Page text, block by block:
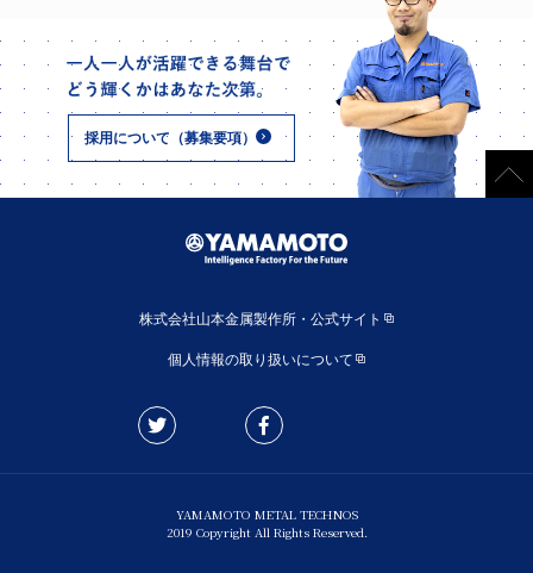
採用について（募集要項）
株式会社山本金属製作所・公式サイト
個人情報の取り扱いについて
YAMAMOTO METAL TECHNOS
2019 Copyright All Rights Reserved.